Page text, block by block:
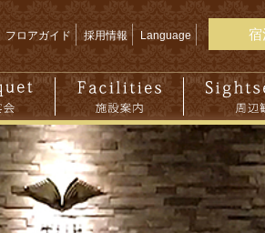
フロアガイド 採用情報 Language 宿